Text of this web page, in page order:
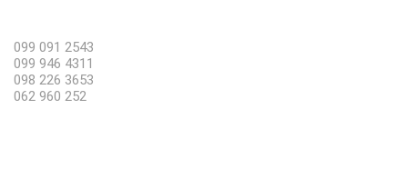
099 091 2543
099 946 4311
098 226 3653
062 960 252